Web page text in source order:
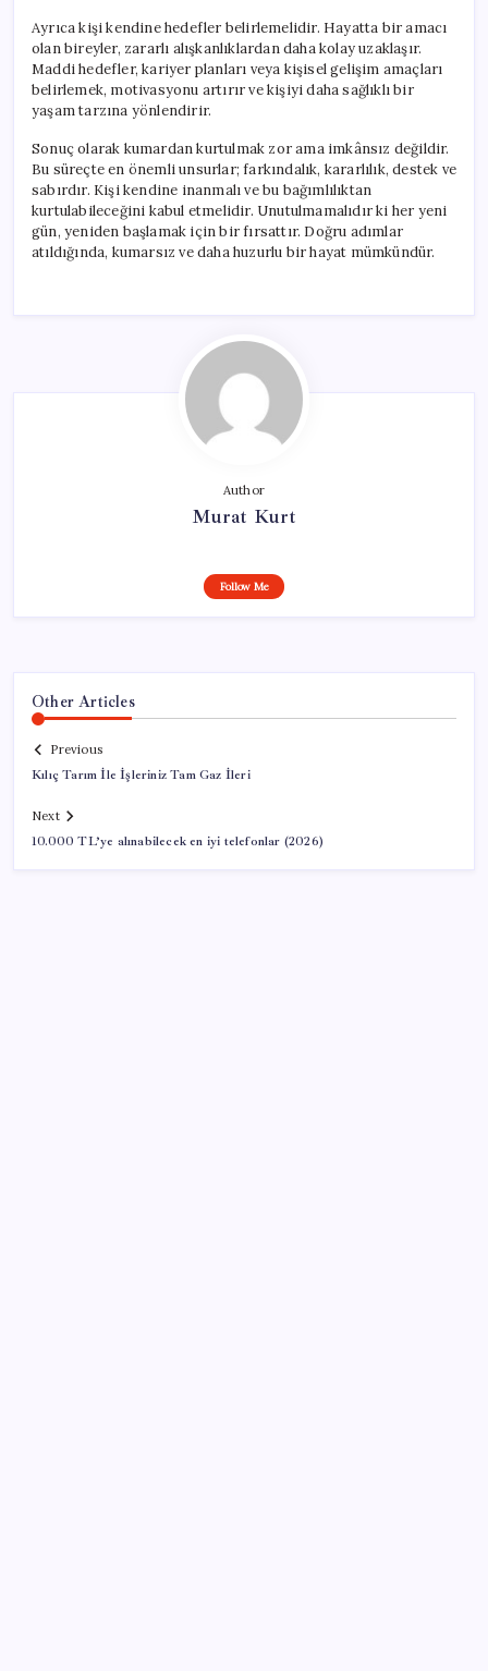
Ayrıca kişi kendine hedefler belirlemelidir. Hayatta bir amacı
olan bireyler, zararlı alışkanlıklardan daha kolay uzaklaşır.
Maddi hedefler, kariyer planları veya kişisel gelişim amaçları
belirlemek, motivasyonu artırır ve kişiyi daha sağlıklı bir
yaşam tarzına yönlendirir.
Sonuç olarak kumardan kurtulmak zor ama imkânsız değildir.
Bu süreçte en önemli unsurlar; farkındalık, kararlılık, destek ve
sabırdır. Kişi kendine inanmalı ve bu bağımlılıktan
kurtulabileceğini kabul etmelidir. Unutulmamalıdır ki her yeni
gün, yeniden başlamak için bir fırsattır. Doğru adımlar
atıldığında, kumarsız ve daha huzurlu bir hayat mümkündür.
Author
Murat Kurt
Follow Me
Other Articles
Previous
Kılıç Tarım İle İşleriniz Tam Gaz İleri
Next
10.000 TL’ye alınabilecek en iyi telefonlar (2026)